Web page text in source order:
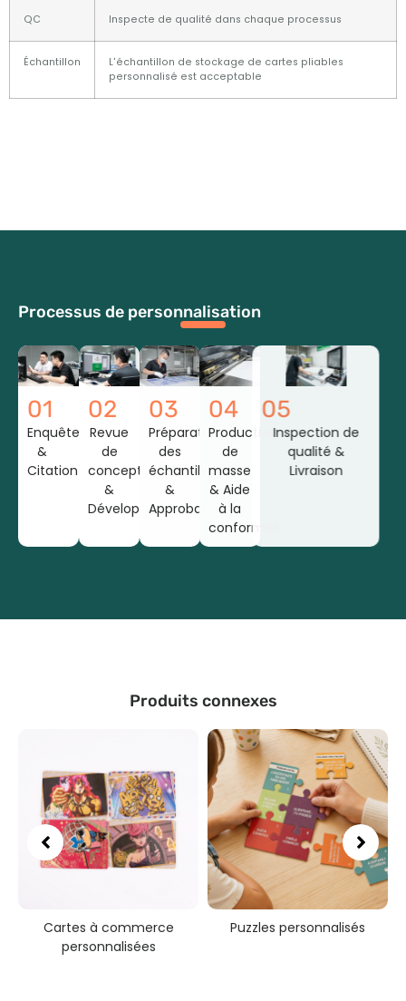
QC Inspecte de qualité dans chaque processus
Échantillon
L'échantillon de stockage de cartes pliables
personnalisé est acceptable
Processus de personnalisation
01
Enquête
&
Citation
02
Revue
de
conception
&
Développement
03
Préparation
des
échantillons
&
Approbation
04
Production
de
masse
& Aide
à la
conformité
05
Inspection de
qualité &
Livraison
Produits connexes
Cartes à commerce
personnalisées
Puzzles personnalisés